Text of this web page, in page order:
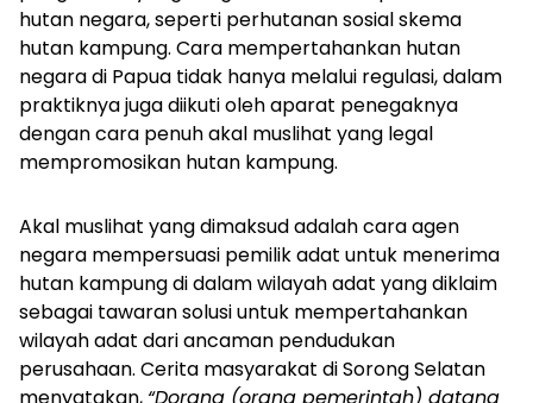
hutan negara, seperti perhutanan sosial skema
hutan kampung. Cara mempertahankan hutan
negara di Papua tidak hanya melalui regulasi, dalam
praktiknya juga diikuti oleh aparat penegaknya
dengan cara penuh akal muslihat yang legal
mempromosikan hutan kampung.
Akal muslihat yang dimaksud adalah cara agen
negara mempersuasi pemilik adat untuk menerima
hutan kampung di dalam wilayah adat yang diklaim
sebagai tawaran solusi untuk mempertahankan
wilayah adat dari ancaman pendudukan
perusahaan. Cerita masyarakat di Sorong Selatan